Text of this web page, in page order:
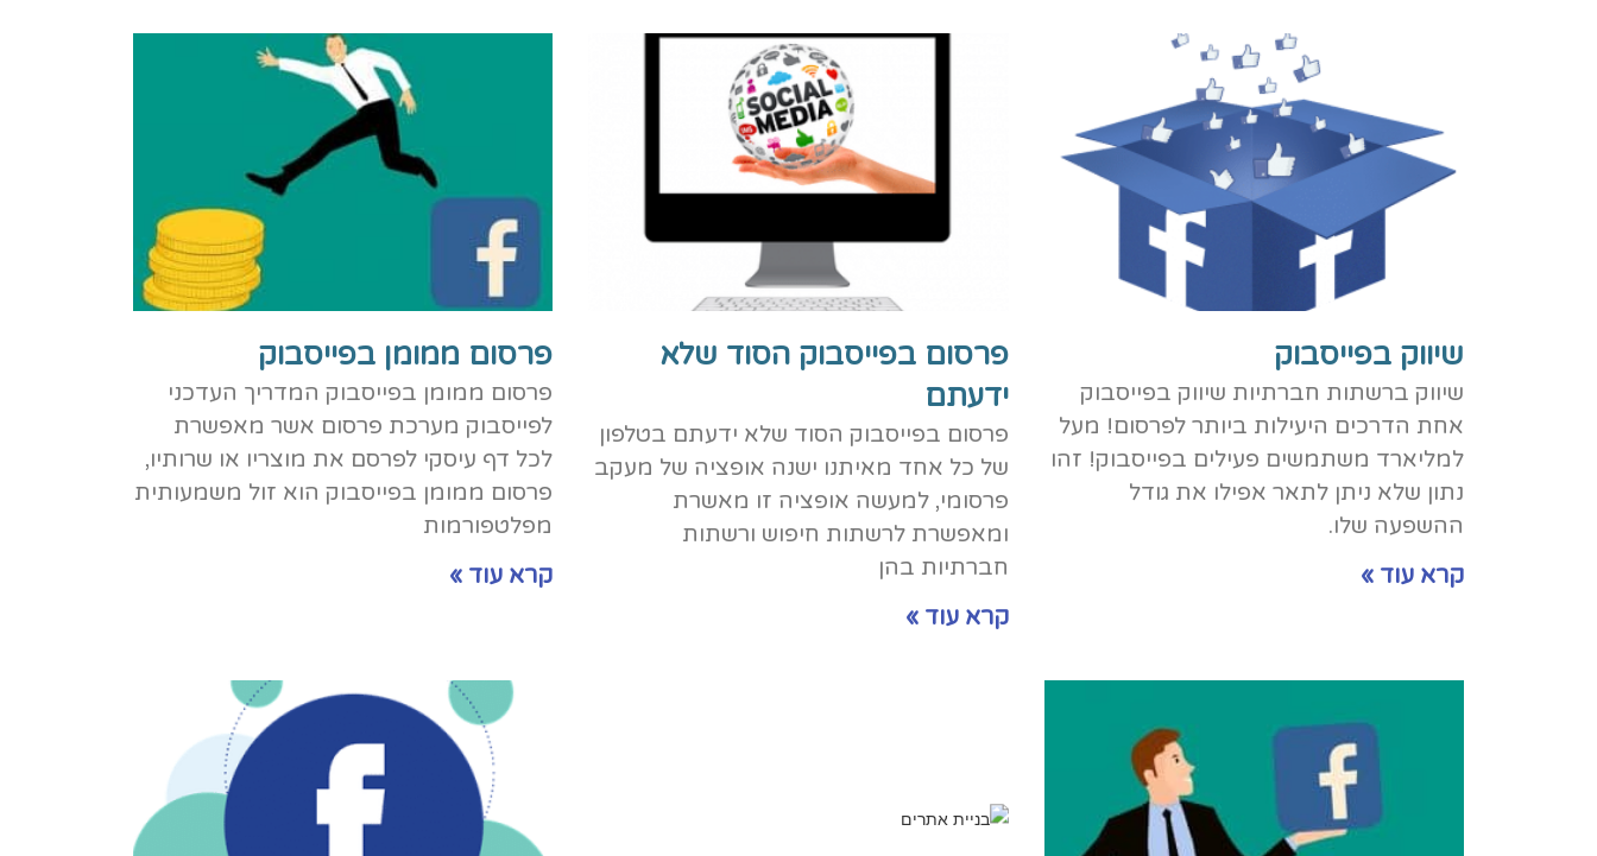
שיווק בפייסבוק
שיווק ברשתות חברתיות שיווק בפייסבוק
אחת הדרכים היעילות ביותר לפרסום! מעל
למליארד משתמשים פעילים בפייסבוק! זהו
נתון שלא ניתן לתאר אפילו את גודל
ההשפעה שלו.
קרא עוד »
פרסום בפייסבוק הסוד שלא
ידעתם
פרסום בפייסבוק הסוד שלא ידעתם בטלפון
של כל אחד מאיתנו ישנה אופציה של מעקב
פרסומי, למעשה אופציה זו מאשרת
ומאפשרת לרשתות חיפוש ורשתות
חברתיות בהן
קרא עוד »
פרסום ממומן בפייסבוק
פרסום ממומן בפייסבוק המדריך העדכני​
לפייסבוק מערכת פרסום אשר מאפשרת
לכל דף עיסקי לפרסם את מוצריו או שרותיו,
פרסום ממומן בפייסבוק הוא זול משמעותית
מפלטפורמות
קרא עוד »